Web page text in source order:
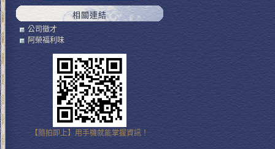
相關連結
公司徵才
阿榮福利味
【隨拍即上】用手機就能掌握資訊！